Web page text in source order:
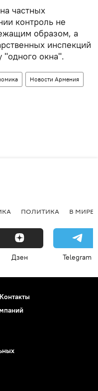
частных
контроль не
образом, а
инспекций
"одного окна".
Новости Армения
ПОЛИТИКА В МИРЕ
Дзен Telegram
Контакты